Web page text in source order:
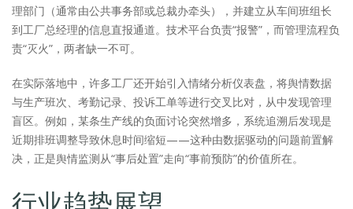
理部门（通常由公共事务部或总裁办牵头），并建立从车间班组长
到工厂总经理的信息直报通道。技术平台负责“报警”，而管理流程负
责“灭火”，两者缺一不可。
在实际落地中，许多工厂还开始引入情绪分析仪表盘，将舆情数据
与生产班次、考勤记录、投诉工单等进行交叉比对，从中发现管理
盲区。例如，某条生产线的负面讨论突然增多，系统追溯后发现是
近期排班调整导致休息时间缩短——这种由数据驱动的问题前置解
决，正是舆情监测从“事后处置”走向“事前预防”的价值所在。